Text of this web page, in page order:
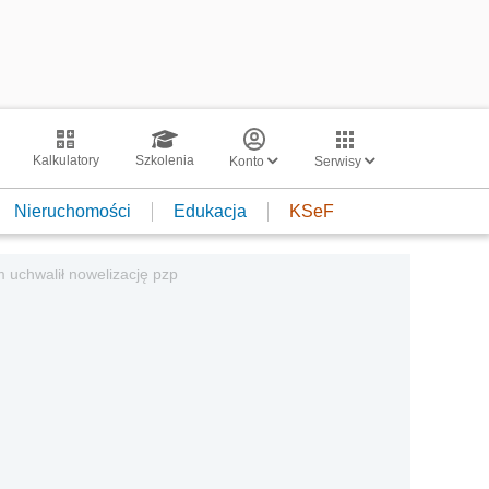
Kalkulatory Szkolenia Konto Serwisy
Nieruchomości Edukacja KSeF
nowelizację pzp